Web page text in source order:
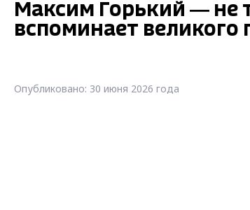
Максим Горький — не
вспоминает великого
Опубликовано: 30 июня 2026 года